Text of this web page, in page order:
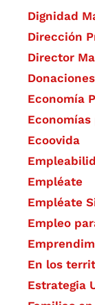
Dignidad
Dirección
Director
Donaciones
Economía
Ecoovida
Empléate
Empléate
Empleo
En los
Estrategia